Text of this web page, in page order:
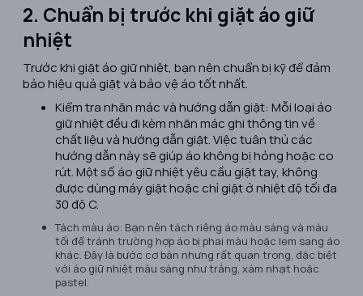
2. Chuẩn bị trước khi giặt áo giữ
nhiệt
Trước khi giặt áo giữ nhiệt, bạn nên chuẩn bị kỹ để đảm
bảo hiệu quả giặt và bảo vệ áo tốt nhất.
Kiểm tra nhãn mác và hướng dẫn giặt: Mỗi loại áo
giữ nhiệt đều đi kèm nhãn mác ghi thông tin về
chất liệu và hướng dẫn giặt. Việc tuân thủ các
hướng dẫn này sẽ giúp áo không bị hỏng hoặc co
rút. Một số áo giữ nhiệt yêu cầu giặt tay, không
được dùng máy giặt hoặc chỉ giặt ở nhiệt độ tối đa
30 độ C.
Tách màu áo: Bạn nên tách riêng áo màu sáng và màu
tối để tránh trường hợp áo bị phai màu hoặc lem sang áo
khác. Đây là bước cơ bản nhưng rất quan trọng, đặc biệt
với áo giữ nhiệt màu sáng như trắng, xám nhạt hoặc
pastel.